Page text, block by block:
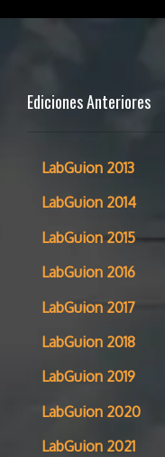
Ediciones Anteriores
LabGuion 2013
LabGuion 2014
LabGuion 2015
LabGuion 2016
LabGuion 2017
LabGuion 2018
LabGuion 2019
LabGuion 2020
LabGuion 2021